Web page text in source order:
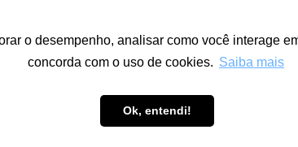
o desempenho, analisar como você interage
concorda com o uso de cookies. Saiba mais
Ok, entendi!
35 · Av. Fioravante Rossi, 400, Honório Fraga,